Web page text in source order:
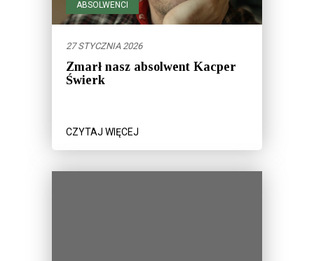
ABSOLWENCI
27 STYCZNIA 2026
Zmarł nasz absolwent Kacper
Świerk
CZYTAJ WIĘCEJ